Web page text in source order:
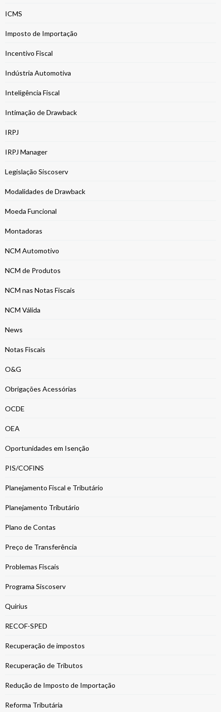
ICMS
Imposto de Importação
Incentivo Fiscal
Indústria Automotiva
Inteligência Fiscal
Intimação de Drawback
IRPJ
IRPJ Manager
Legislação Siscoserv
Modalidades de Drawback
Moeda Funcional
Montadoras
NCM Automotivo
NCM de Produtos
NCM nas Notas Fiscais
NCM Válida
News
Notas Fiscais
O&G
Obrigações Acessórias
OCDE
OEA
Oportunidades em Isenção
PIS/COFINS
Planejamento Fiscal e Tributário
Planejamento Tributário
Plano de Contas
Preço de Transferência
Problemas Fiscais
Programa Siscoserv
Quirius
RECOF-SPED
Recuperação de impostos
Recuperação de Tributos
Redução de Imposto de Importação
Reforma Tributária